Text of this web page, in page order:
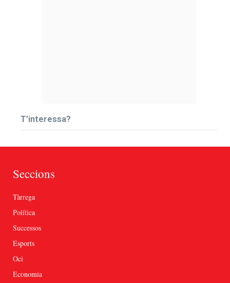
T’interessa?
Seccions
Tàrrega
Política
Successos
Esports
Oci
Economia